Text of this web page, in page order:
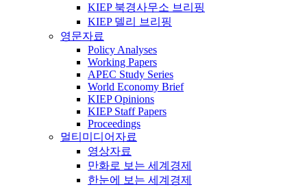
KIEP 북경사무소 브리핑
KIEP 델리 브리핑
영문자료
Policy Analyses
Working Papers
APEC Study Series
World Economy Brief
KIEP Opinions
KIEP Staff Papers
Proceedings
멀티미디어자료
영상자료
만화로 보는 세계경제
한눈에 보는 세계경제